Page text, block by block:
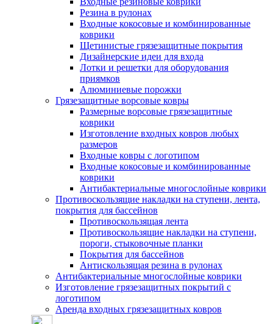
Резина в рулонах
Входные кокосовые и комбинированные
коврики
Щетинистые грязезащитные покрытия
Дизайнерские идеи для входа
Лотки и решетки для оборудования
приямков
Алюминиевые порожки
Грязезащитные ворсовые ковры
Размерные ворсовые грязезащитные
коврики
Изготовление входных ковров любых
размеров
Входные ковры с логотипом
Входные кокосовые и комбинированные
коврики
Антибактериальные многослойные коврики
Противоскользящие накладки на ступени, лента,
покрытия для бассейнов
Противоскользящая лента
Противоскользящие накладки на ступени,
пороги, стыковочные планки
Покрытия для бассейнов
Антискользящая резина в рулонах
Антибактериальные многослойные коврики
Изготовление грязезащитных покрытий с
логотипом
Аренда входных грязезащитных ковров